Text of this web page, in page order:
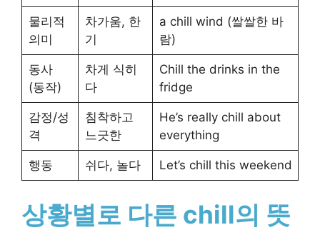
물리적
의미
차가움, 한
기
a chill wind (쌀쌀한 바
람)
동사
(동작)
차게 식히
다
Chill the drinks in the
fridge
감정/성
격
침착하고
느긋한
He’s really chill about
everything
행동 쉬다, 놀다 Let’s chill this weekend
상황별로 다른 chill의 뜻